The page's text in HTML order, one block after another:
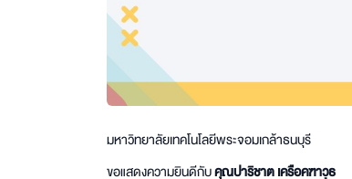
มหาวิทยาลัยเทคโนโลยีพระจอมเกล้าธนบุรี
ขอแสดงความยินดีกับคุณปาริชาต เครือคฑาวุธ